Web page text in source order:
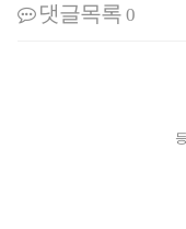
댓글목록 0